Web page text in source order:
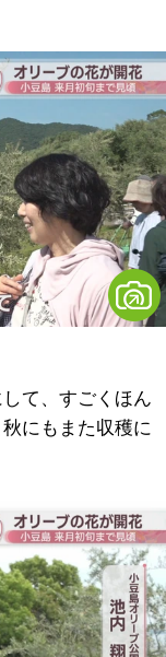
て、すごくほん
にもまた収穫に